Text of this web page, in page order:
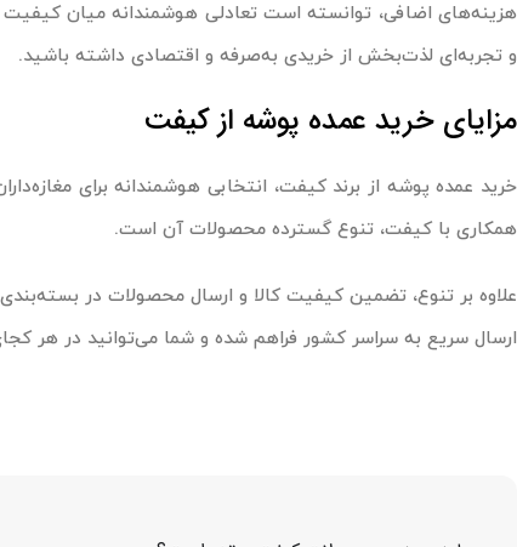
هزینه‌های اضافی، توانسته است تعادلی هوشمندانه میان کیفیت
و تجربه‌ای لذت‌بخش از خریدی به‌صرفه و اقتصادی داشته باشید.
مزایای خرید عمده پوشه از کیفت
خرید عمده پوشه از برند کیفت، انتخابی هوشمندانه برای
همکاری با کیفت، تنوع گسترده محصولات آن است.
علاوه بر تنوع، تضمین کیفیت کالا و ارسال محصولات در
ارسال سریع به سراسر کشور فراهم شده و شما می‌توانید در هر